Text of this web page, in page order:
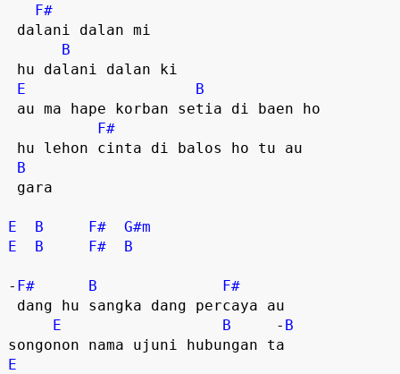
F#
B
E
B
F#
B
E B F#
G#m
E
B F# B
- F# B
F#
E
B
     -
B
E